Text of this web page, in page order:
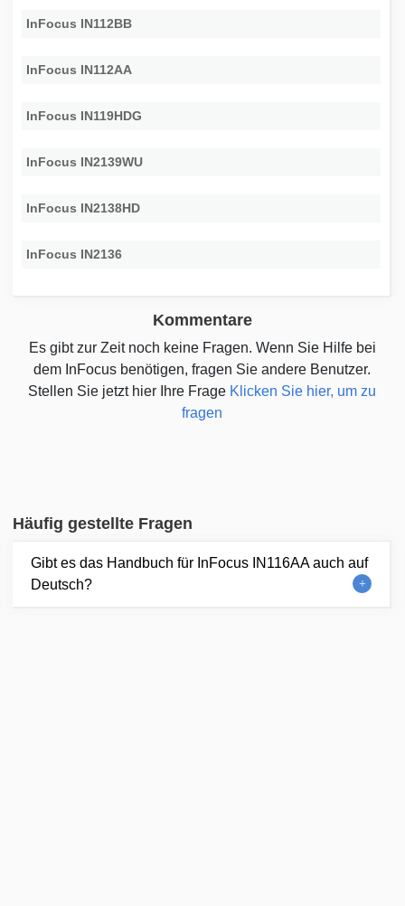
InFocus IN112BB
InFocus IN112AA
InFocus IN119HDG
InFocus IN2139WU
InFocus IN2138HD
InFocus IN2136
Kommentare
Es gibt zur Zeit noch keine Fragen. Wenn Sie Hilfe bei
dem InFocus benötigen, fragen Sie andere Benutzer.
Stellen Sie jetzt hier Ihre Frage Klicken Sie hier, um zu
fragen
Häufig gestellte Fragen
Gibt es das Handbuch für InFocus IN116AA auch auf
Deutsch?